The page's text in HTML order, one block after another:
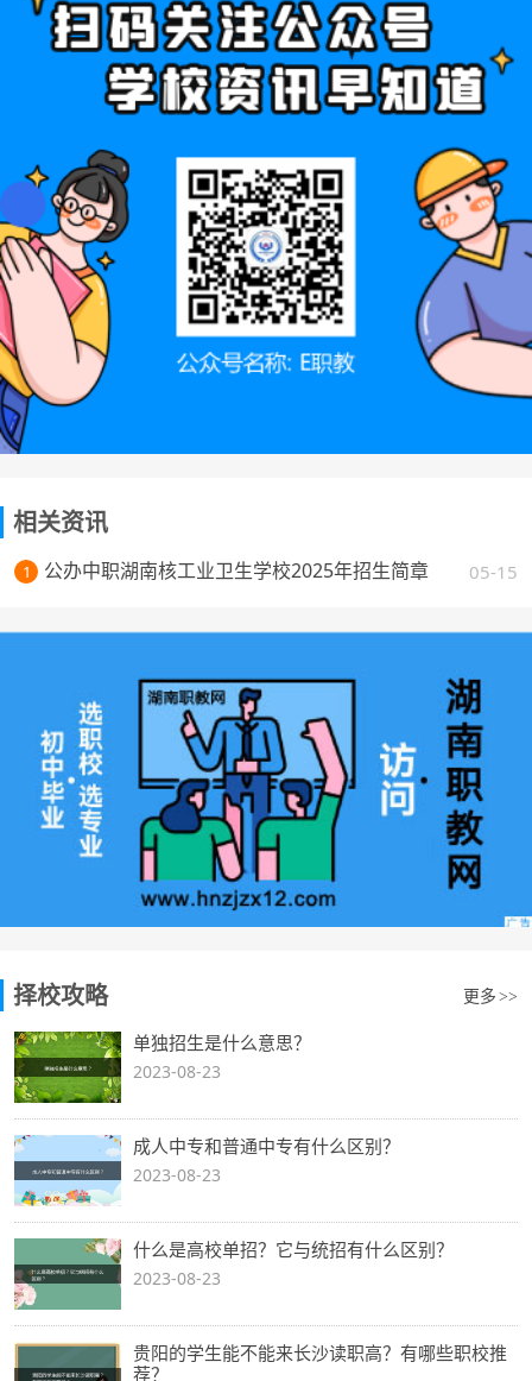
相关资讯
1 05-15
公办中职湖南核工业卫生学校2025年招生简章
择校攻略 更多 >>
单独招生是什么意思？
2023-08-23
成人中专和普通中专有什么区别？
2023-08-23
什么是高校单招？它与统招有什么区别？
2023-08-23
贵阳的学生能不能来长沙读职高？有哪些职校推
荐？